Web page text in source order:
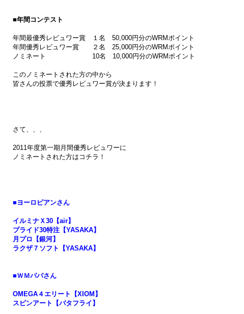
■年間コンテスト
年間最優秀レビュワー賞 １名 50,000円分のWRMポイント
年間優秀レビュワー賞 ２名 25,000円分のWRMポイント
ノミネート 10名 10,000円分のWRMポイント
このノミネートされた方の中から
皆さんの投票で優秀レビュワー賞が決まります！
さて、、、
2011年度第一期月間優秀レビュワーに
ノミネートされた方はコチラ！
■ヨーロピアンさん
イルミナＸ30【air】
プライド30特注【YASAKA】
月プロ【銀河】
ラクザ７ソフト【YASAKA】
■ＷＭパパさん
OMEGA４エリート【XIOM】
スピンアート【バタフライ】